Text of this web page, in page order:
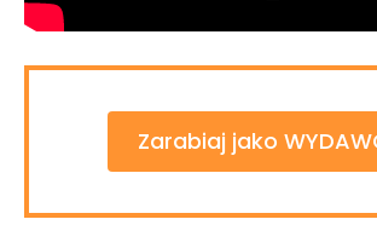
Zarabiaj jako